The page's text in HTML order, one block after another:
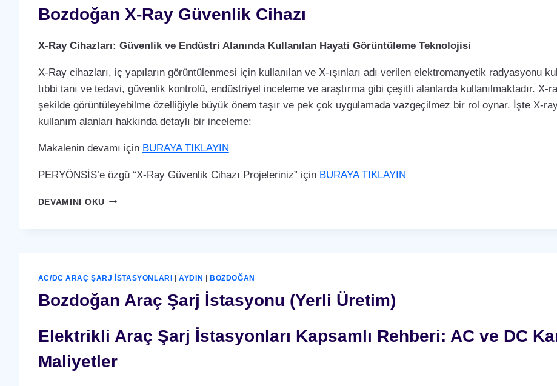
Bozdoğan X-Ray Güvenlik Cihazı
X-Ray Cihazları: Güvenlik ve Endüstri Alanında Kullanılan Hayati Görüntüleme Teknolojisi
X-Ray cihazları, iç yapıların görüntülenmesi için kullanılan ve X-ışınları adı verilen elektromanyetik radyasyonu
tıbbi tanı ve tedavi, güvenlik kontrolü, endüstriyel inceleme ve araştırma gibi çeşitli alanlarda kullanılmaktadır. X-
şekilde görüntüleyebilme özelliğiyle büyük önem taşır ve pek çok uygulamada vazgeçilmez bir rol oynar. İşte X-
kullanım alanları hakkında detaylı bir inceleme:
Makalenin devamı için BURAYA TIKLAYIN
PERYÖNSİS’e özgü “X-Ray Güvenlik Cihazı Projeleriniz” için BURAYA TIKLAYIN
DEVAMINI OKUBOZDOĞAN
AC/DC ARAÇ ŞARJ İSTASYONLARI |AYDIN | BOZDOĞAN
Bozdoğan Araç Şarj İstasyonu (Yerli Üretim)
Elektrikli Araç Şarj İstasyonları Kapsamlı Rehberi: AC ve DC
Maliyetler